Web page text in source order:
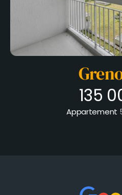
135
Appartement